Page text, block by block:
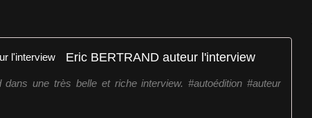
Eric BERTRAND auteur l'interview
dans une très belle et riche interview. #autoédition #auteur